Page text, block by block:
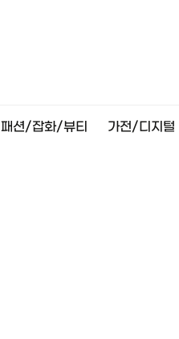
패션/잡화/뷰티 가전/디지털